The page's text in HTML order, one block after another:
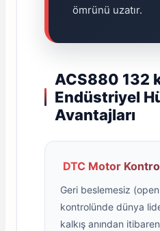
ömrünü uzatır.
ACS880 132
Endüstriyel
Avantajları
DTC Motor
Geri beslemesiz
kontrolünde dünya
kalkış anından